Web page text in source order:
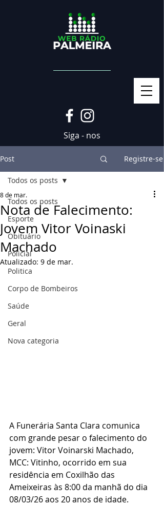
Siga - nos
Post Registre-se
Todos os posts
Esporte
Obituário
Policial
Politica
Corpo de Bombeiros
Saúde
Geral
Nova categoria
Todos os posts
Nota de Falecimento:
Jovem Vitor Voinaski
Machado
8 de mar.
Atualizado: 9 de mar.
A Funerária Santa Clara comunica
com grande pesar o falecimento do
jovem: Vitor Voinarski Machado,
MCC: Vitinho, ocorrido em sua
residência em Coxilhão das
Ameixeiras às 8:00 da manhã do dia
08/03/26 aos 20 anos de idade.